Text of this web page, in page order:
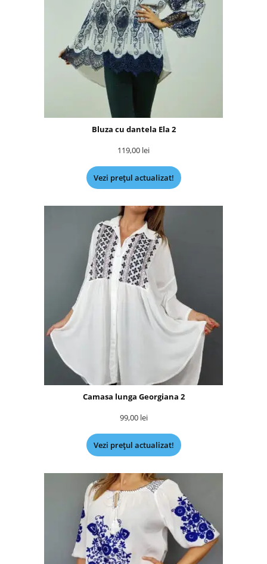
Bluza cu dantela Ela 2
119,00 lei
Vezi prețul actualizat!
Camasa lunga Georgiana 2
99,00 lei
Vezi prețul actualizat!